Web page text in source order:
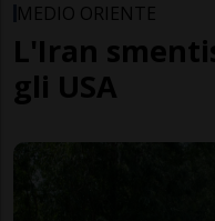
MEDIO ORIENTE
L'Iran
gli USA